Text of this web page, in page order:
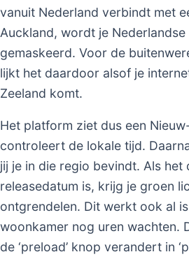
vanuit Nederland verbindt met
Auckland, wordt je Nederlandse
gemaskeerd. Voor de
lijkt het daardoor alsof je
Zeeland komt.
Het platform ziet dus een
controleert de lokale tijd.
jij je in die regio bevindt. Als het
releasedatum is, krijg je groen
ontgrendelen. Dit werkt ook al
woonkamer nog uren wachten.
de ‘preload’ knop verandert in